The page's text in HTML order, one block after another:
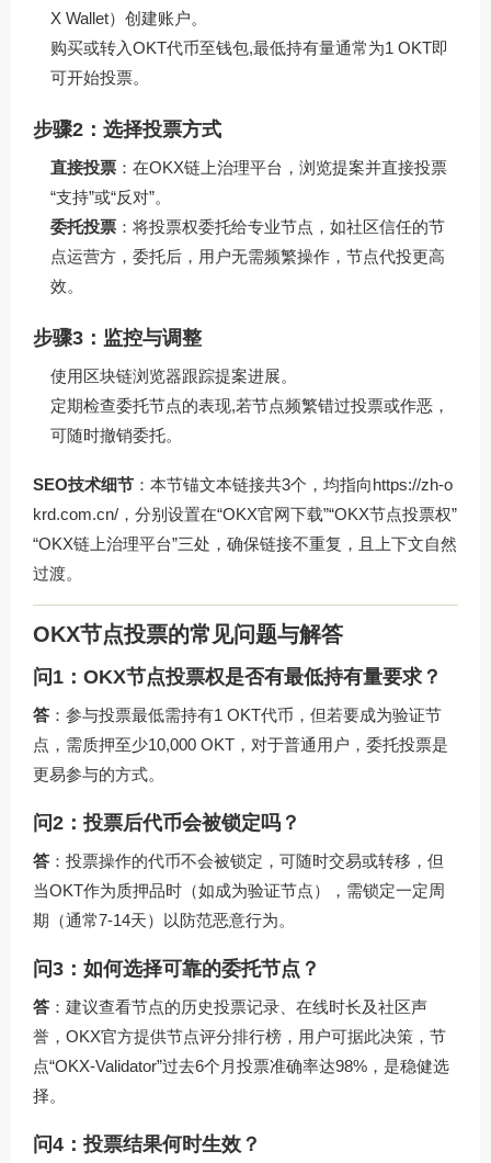
X Wallet）创建账户。
购买或转入OKT代币至钱包,最低持有量通常为1 OKT即
可开始投票。
步骤2：选择投票方式
直接投票 ：在OKX链上治理平台，浏览提案并直接投票
“支持”或“反对”。
委托投票 ：将投票权委托给专业节点，如社区信任的节
点运营方，委托后，用户无需频繁操作，节点代投更高
效。
步骤3：监控与调整
使用区块链浏览器跟踪提案进展。
定期检查委托节点的表现,若节点频繁错过投票或作恶，
可随时撤销委托。
SEO技术细节 ：本节锚文本链接共3个，均指向https://zh-o
krd.com.cn/ ，分别设置在“OKX官网下载”“OKX节点投票权”
“OKX链上治理平台”三处，确保链接不重复，且上下文自然
过渡。
OKX节点投票的常见问题与解答
问1：OKX节点投票权是否有最低持有量要求？
答 ：参与投票最低需持有1 OKT代币，但若要成为验证节
点，需质押至少10,000 OKT，对于普通用户，委托投票是
更易参与的方式。
问2：投票后代币会被锁定吗？
答 ：投票操作的代币不会被锁定，可随时交易或转移，但
当OKT作为质押品时（如成为验证节点），需锁定一定周
期（通常7-14天）以防范恶意行为。
问3：如何选择可靠的委托节点？
答 ：建议查看节点的历史投票记录、在线时长及社区声
誉，OKX官方提供节点评分排行榜，用户可据此决策，节
点“OKX-Validator”过去6个月投票准确率达98%，是稳健选
择。
问4：投票结果何时生效？